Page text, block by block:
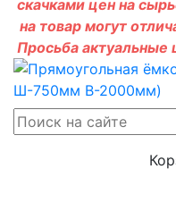
скачками цен на
на товар могут
Просьба актуальные